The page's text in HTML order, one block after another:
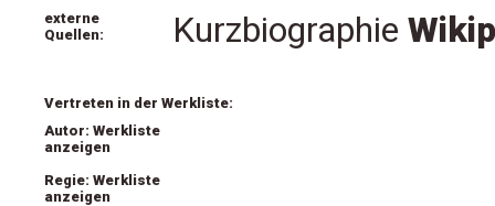
externe
Quellen:
Kurzbiographie
Vertreten in der Werkliste:
Autor: Werkliste
anzeigen
Regie: Werkliste
anzeigen